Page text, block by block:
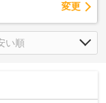
変更